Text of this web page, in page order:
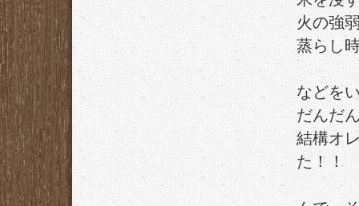
火の強
蒸らし
などを
だんだ
結構オ
た！！